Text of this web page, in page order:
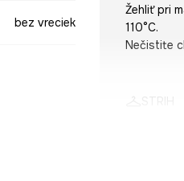
bez vreciek
Žehliť pri
110°C.
Nečistite